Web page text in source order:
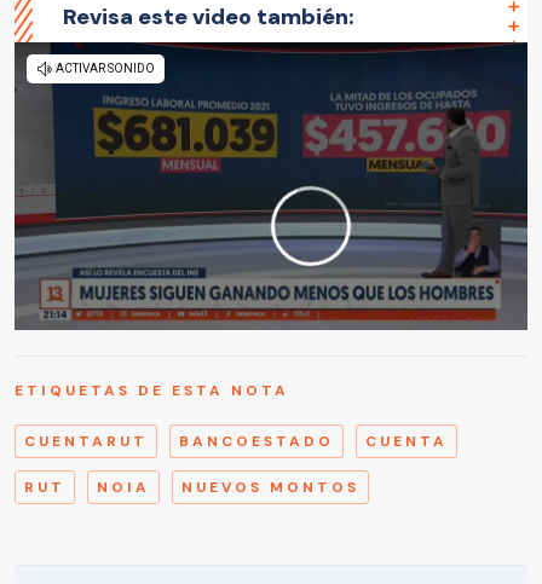
Revisa este video también:
ETIQUETAS DE ESTA NOTA
CUENTARUT BANCOESTADO CUENTA
RUT NOIA NUEVOS MONTOS